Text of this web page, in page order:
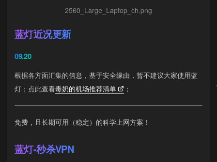
2560_Large_Laptop_ch.png
蓝灯近况更新
09.20
根据各方面汇集的信息，基于安全缘由，暂不建议大家使用蓝
灯；点此查看毒奶的机场推荐清单 ；
免费，且长期可用（稳定）的科学上网方案！
蓝灯-秒杀VPN